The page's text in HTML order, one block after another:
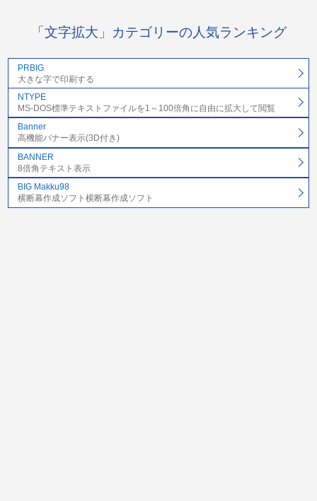
「文字拡大」カテゴリーの人気ランキング
PRBIG
大きな字で印刷する
NTYPE
MS-DOS標準テキストファイルを1～100倍角に自由に拡大して閲覧
Banner
高機能バナー表示(3D付き)
BANNER
8倍角テキスト表示
BIG Makku98
横断幕作成ソフト横断幕作成ソフト